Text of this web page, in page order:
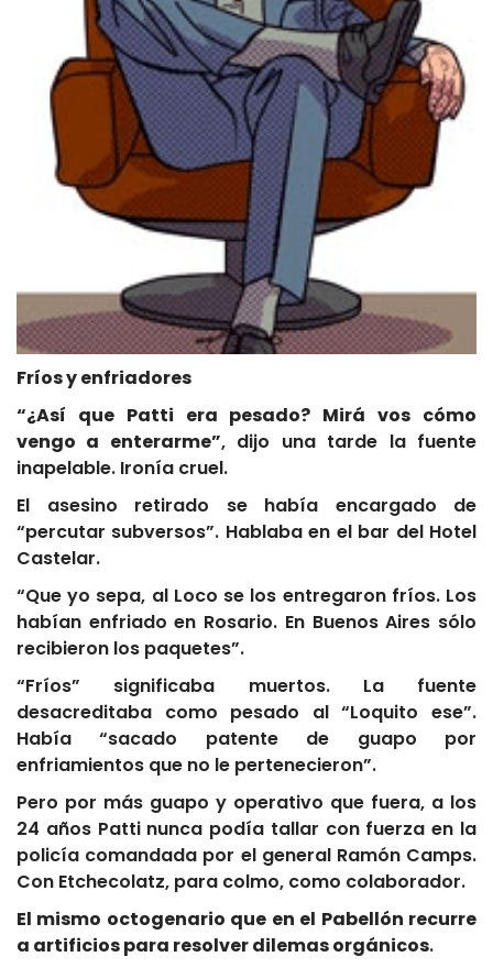
Fríos y enfriadores
“¿Así que Patti era pesado? Mirá vos cómo
vengo a enterarme”, dijo una tarde la fuente
inapelable. Ironía cruel.
El asesino retirado se había encargado de
“percutar subversos”. Hablaba en el bar del Hotel
Castelar.
“Que yo sepa, al Loco se los entregaron fríos. Los
habían enfriado en Rosario. En Buenos Aires sólo
recibieron los paquetes”.
“Fríos” significaba muertos. La fuente
desacreditaba como pesado al “Loquito ese”.
Había “sacado patente de guapo por
enfriamientos que no le pertenecieron”.
Pero por más guapo y operativo que fuera, a los
24 años Patti nunca podía tallar con fuerza en la
policía comandada por el general Ramón Camps.
Con Etchecolatz, para colmo, como colaborador.
El mismo octogenario que en el Pabellón recurre
a artificios para resolver dilemas orgánicos.